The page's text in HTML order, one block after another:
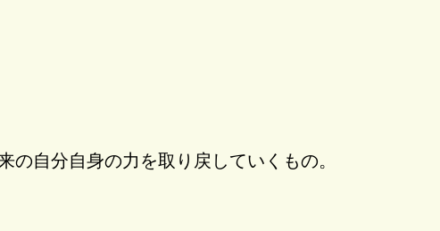
自分自身の力を取り戻していくもの。